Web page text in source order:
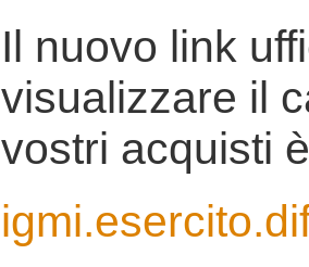
Il nuovo link
visualizzare il
vostri acquisti